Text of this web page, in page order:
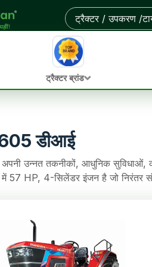
ट्रैक्टर ब्रांड
605 डीआई
उन्नत तकनीकों, आधुनिक सुविधाओं,
में 57 HP, 4-सिलेंडर इंजन है जो
है, जो खेती के कामों को आसान बनाता
और बेहतरीन डील पाएं